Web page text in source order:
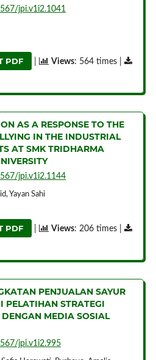
jpi.v1i2.1041
PDF Views: 564 times |
AS A RESPONSE TO THE
IN THE INDUSTRIAL
AT SMK TRIDHARMA
jpi.v1i2.1144
Yayan Sahi
PDF Views: 206 times |
PENJUALAN SAYUR
PELATIHAN STRATEGI
MEDIA SOSIAL
jpi.v1i2.995